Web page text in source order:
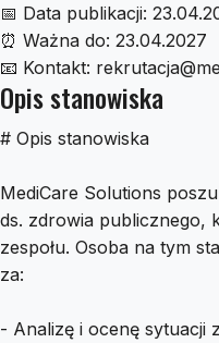
📅 Data publikacji:
⏰ Ważna do: 23.04.2027
📧 Kontakt:
Opis stanowiska
# Opis stanowiska
MediCare Solutions
ds. zdrowia publicznego,
zespołu. Osoba na tym
za:
- Analizę i ocenę sytuacji